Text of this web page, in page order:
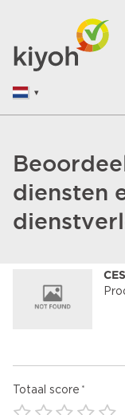
diensten
Totaal score